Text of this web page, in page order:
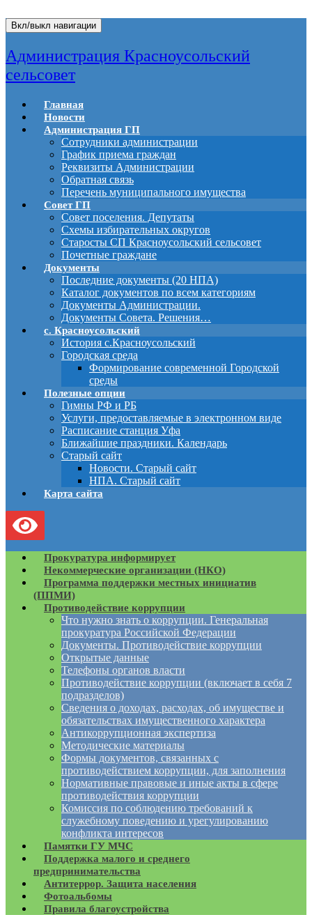
Вкл/выкл навигации
Администрация Красноусольский
сельсовет
Главная
Новости
Администрация ГП
Сотрудники администрации
График приема граждан
Реквизиты Администрации
Обратная связь
Перечень муниципального имущества
Совет ГП
Совет поселения. Депутаты
Схемы избирательных округов
Старосты СП Красноусольский сельсовет
Почетные граждане
Документы
Последние документы (20 НПА)
Каталог документов по всем категориям
Документы Администрации.
Документы Совета. Решения…
с. Красноусольский
История с.Красноусольский
Городская среда
Формирование современной Городской
среды
Полезные опции
Гимны РФ и РБ
Услуги, предоставляемые в электронном виде
Расписание станция Уфа
Ближайшие праздники. Календарь
Старый сайт
Новости. Старый сайт
НПА. Старый сайт
Карта сайта
Прокуратура информирует
Некоммерческие организации (НКО)
Программа поддержки местных инициатив
(ППМИ)
Противодействие коррупции
Что нужно знать о коррупции. Генеральная
прокуратура Российской Федерации
Документы. Противодействие коррупции
Открытые данные
Телефоны органов власти
Противодействие коррупции (включает в себя 7
подразделов)
Сведения о доходах, расходах, об имуществе и
обязательствах имущественного характера
Антикоррупционная экспертиза
Методические материалы
Формы документов, связанных с
противодействием коррупции, для заполнения
Нормативные правовые и иные акты в сфере
противодействия коррупции
Комиссия по соблюдению требований к
служебному поведению и урегулированию
конфликта интересов
Памятки ГУ МЧС
Поддержка малого и среднего
предпринимательства
Антитеррор. Защита населения
Фотоальбомы
Правила благоустройства